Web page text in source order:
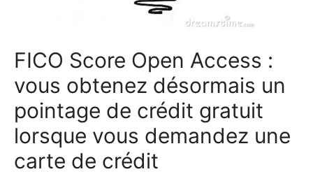
FICO Score Open Access :
vous obtenez désormais un
pointage de crédit gratuit
lorsque vous demandez une
carte de crédit